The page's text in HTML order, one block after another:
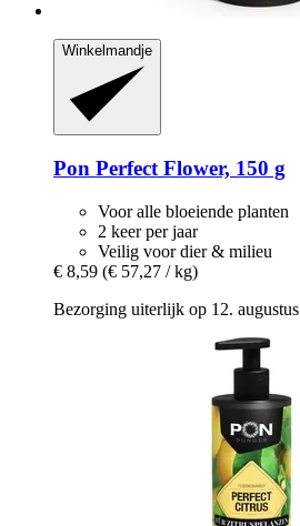
Winkelmandje
Pon Perfect Flower, 150 g
Voor alle bloeiende planten
2 keer per jaar
Veilig voor dier & milieu
€ 8,59 (€ 57,27 / kg)
Bezorging uiterlijk op 12. augustus